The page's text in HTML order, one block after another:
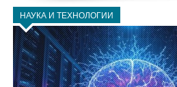
НАУКА И ТЕХНОЛОГИИ